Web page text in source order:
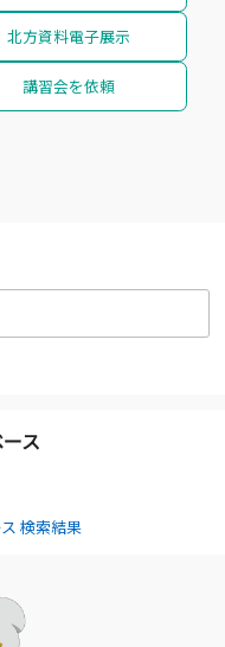
北方資料電子展示
講習会を依頼
ス
検索結果